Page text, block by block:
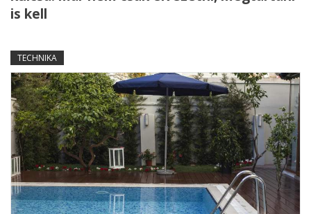
is kell
TECHNIKA